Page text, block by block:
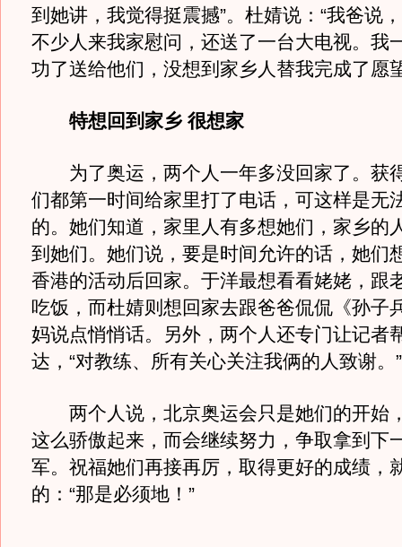
到她讲，我觉得挺震撼”。杜婧说：“我爸说
不少人来我家慰问，还送了一台大电视。我
功了送给他们，没想到家乡人替我完成了愿
特想回到家乡 很想家
为了奥运，两个人一年多没回家了。获
们都第一时间给家里打了电话，可这样是无
的。她们知道，家里人有多想她们，家乡的
到她们。她们说，要是时间允许的话，她们
香港的活动后回家。于洋最想看看姥姥，跟
吃饭，而杜婧则想回家去跟爸爸侃侃《孙子
妈说点悄悄话。另外，两个人还专门让记者
达，“对教练、所有关心关注我俩的人致谢。”
两个人说，北京奥运会只是她们的开始
这么骄傲起来，而会继续努力，争取拿到下
军。祝福她们再接再厉，取得更好的成绩，
的：“那是必须地！”